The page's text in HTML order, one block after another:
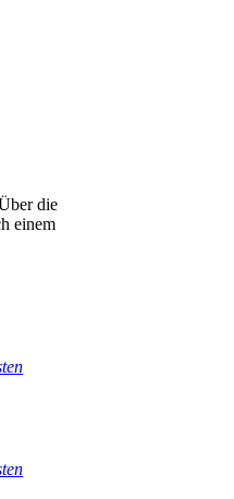
die
einem